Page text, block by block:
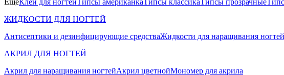
ЕщеКлей для ногтейТипсы американкаТипсы классикаТипсы прозрачные
ЖИДКОСТИ ДЛЯ НОГТЕЙ
Антисептики и дезинфицирующие средстваЖидкости для наращивания ногтей
АКРИЛ ДЛЯ НОГТЕЙ
Акрил для наращивания ногтейАкрил цветнойМономер для акрила